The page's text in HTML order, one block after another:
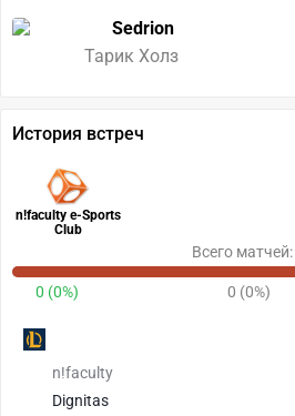
Sedrion
Тарик Холз
История встреч
n!faculty e-Sports
Club
Всего матчей:
0 (0%) 0 (0%)
n!faculty
Dignitas